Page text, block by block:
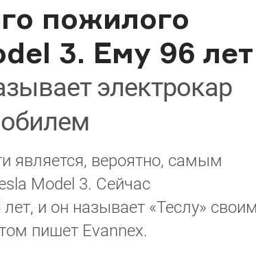
пожилого
3. Ему 96 лет
электрокар
является, вероятно, самым
Model 3. Сейчас
и он называет «Теслу»
пишет Evannex.